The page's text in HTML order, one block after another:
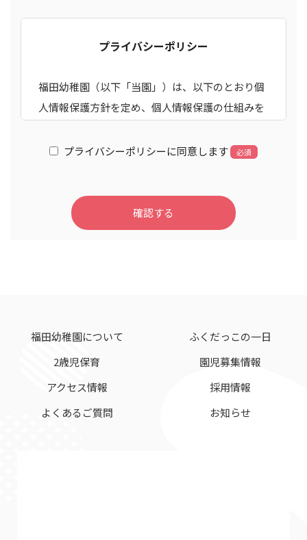
プライバシーポリシー
福田幼稚園（以下「当園」）は、以下のとおり個
人情報保護方針を定め、個人情報保護の仕組みを
と取組みを徹底させることにより、個人情報の保
1.個人情報とは
本サイトにおいて、住所・氏名・電話番号・電子
当社は、お客さまの個人情報を正確かつ最新の状
ティシステムの維持・管理体制の整備・社員教育
の徹底等の必要な措置を講じ、安全対策を実施し
プライバシーポリシーに同意します 必須
福田幼稚園について
ふくだっこの一日
2歳児保育
園児募集情報
アクセス情報
採用情報
よくあるご質問
お知らせ